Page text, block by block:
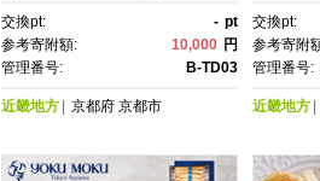
ぎ）［ 京都 祇園 スイーツ お
菓子 人気 おすすめ フルー
ツ 果物 くだもの おいしい 可
う 栗 ギフト プレゼント 贈
交換pt: - pt
参考寄附額:
10,000 円
管理番号:
B-TD03
近畿地方 京都府 京都市
都 スイ
ー高評
福［お
大福 あ
せ］
交換pt:
参考寄附
管理番号:
近畿地方